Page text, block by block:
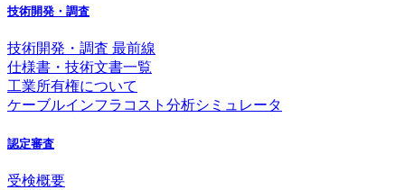
技術開発・調査
技術開発・調査 最前線
仕様書・技術文書一覧
工業所有権について
ケーブルインフラコスト分析シミュレータ
認定審査
受検概要